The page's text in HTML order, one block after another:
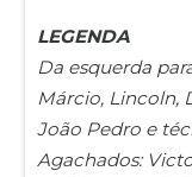
LEGENDA
Da esquerda
Márcio, Lincoln,
João Pedro e
Agachados: